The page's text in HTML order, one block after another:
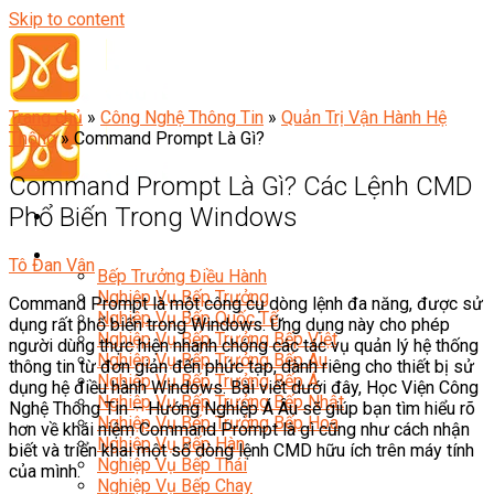
Skip to content
Đầu Bếp
Bếp Trưởng Điều Hành
Nghiệp Vụ Bếp Trưởng
Nghiệp Vụ Bếp Quốc Tế
Nghiệp Vụ Bếp Trưởng Bếp Việt
Nghiệp Vụ Bếp Trưởng Bếp Âu
Nghiệp Vụ Bếp Trưởng Bếp Á
Nghiệp Vụ Bếp Trưởng Bếp Nhật
Nghiệp Vụ Bếp Trưởng Bếp Hoa
Nghiệp Vụ Bếp Hàn
Nghiệp Vụ Bếp Thái
Nghiệp Vụ Bếp Chay
Trang chủ » Công Nghệ Thông Tin » Quản Trị Vận Hành Hệ
Thống » Command Prompt Là Gì?
Command Prompt Là Gì? Các Lệnh CMD
Phổ Biến Trong Windows
Tô Đan Vân
Command Prompt là một công cụ dòng lệnh đa năng, được sử
dụng rất phổ biến trong Windows. Ứng dụng này cho phép
người dùng thực hiện nhanh chóng các tác vụ quản lý hệ thống
thông tin từ đơn giản đến phức tạp, dành riêng cho thiết bị sử
dụng hệ điều hành Windows. Bài viết dưới đây, Học Viện Công
Nghệ Thông Tin – Hướng Nghiệp Á Âu sẽ giúp bạn tìm hiểu rõ
hơn về khái niệm Command Prompt là gì cũng như cách nhận
biết và triển khai một số dòng lệnh CMD hữu ích trên máy tính
của mình.